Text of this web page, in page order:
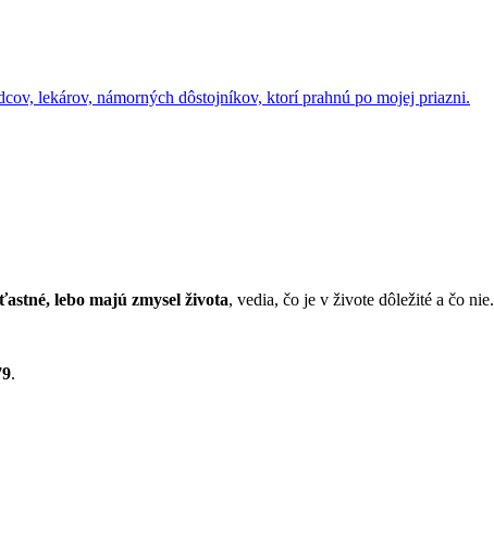
lekárov, námorných dôstojníkov, ktorí prahnú po mojej priazni.
lebo majú zmysel života, vedia, čo je v živote dôležité a čo nie.
.